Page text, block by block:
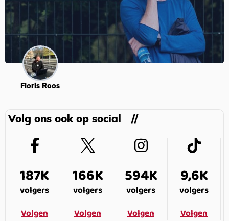
Floris Roos
Volg ons ook op social
187K
volgers
Volgen
166K
volgers
Volgen
594K
volgers
Volgen
9,6K
volgers
Volgen